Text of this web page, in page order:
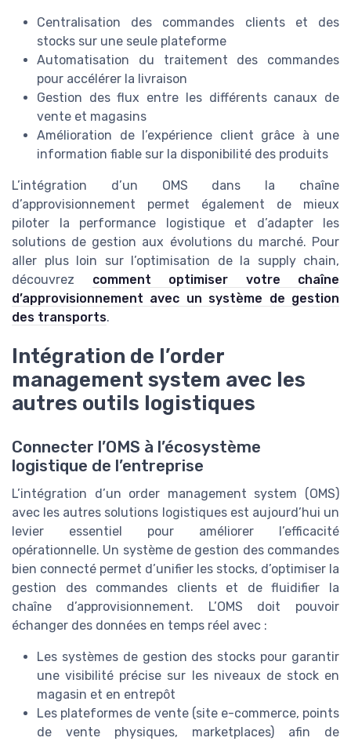
Centralisation des commandes clients et des
stocks sur une seule plateforme
Automatisation du traitement des commandes
pour accélérer la livraison
Gestion des flux entre les différents canaux de
vente et magasins
Amélioration de l’expérience client grâce à une
information fiable sur la disponibilité des produits
L’intégration d’un OMS dans la chaîne
d’approvisionnement permet également de mieux
piloter la performance logistique et d’adapter les
solutions de gestion aux évolutions du marché. Pour
aller plus loin sur l’optimisation de la supply chain,
découvrez comment optimiser votre chaîne
d’approvisionnement avec un système de gestion
des transports.
Intégration de l’order
management system avec les
autres outils logistiques
Connecter l’OMS à l’écosystème
logistique de l’entreprise
L’intégration d’un order management system (OMS)
avec les autres solutions logistiques est aujourd’hui un
levier essentiel pour améliorer l’efficacité
opérationnelle. Un système de gestion des commandes
bien connecté permet d’unifier les stocks, d’optimiser la
gestion des commandes clients et de fluidifier la
chaîne d’approvisionnement. L’OMS doit pouvoir
échanger des données en temps réel avec :
Les systèmes de gestion des stocks pour garantir
une visibilité précise sur les niveaux de stock en
magasin et en entrepôt
Les plateformes de vente (site e-commerce, points
de vente physiques, marketplaces) afin de